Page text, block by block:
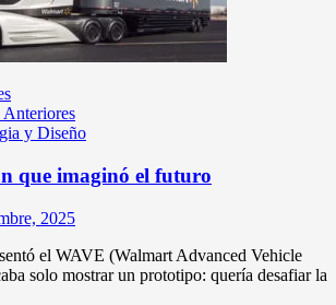
y Diseño
que imaginó el futuro
2025
el WAVE (Walmart Advanced Vehicle
solo mostrar un prototipo: quería desafiar la